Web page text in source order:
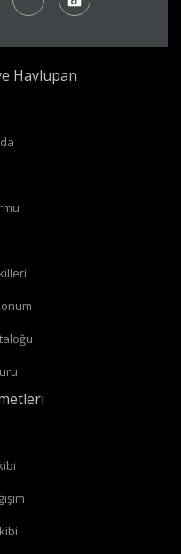
Havlupan